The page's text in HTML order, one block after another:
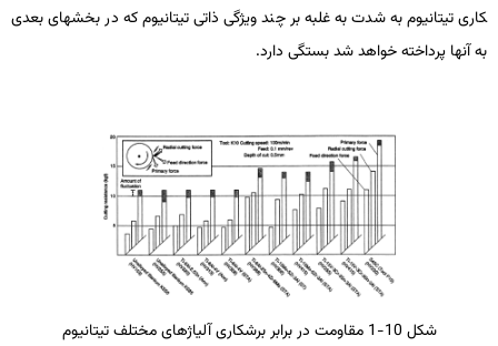
کاری تیتانیوم به شدت به غلبه بر چند ویژگی ذاتی تیتانیوم که در بخش­های بعدی
به آنها پرداخته خواهد شد بستگی دارد.
شکل 10-1 مقاومت در برابر برشکاری آلیاژهای مختلف تیتانیوم